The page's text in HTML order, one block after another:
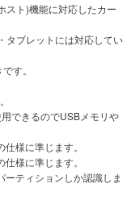
スト)機能に対応したカー
タブレットには対応してい
す。
できるのでUSBメモリや
様に準じます。
様に準じます。
ティションしか認識しま